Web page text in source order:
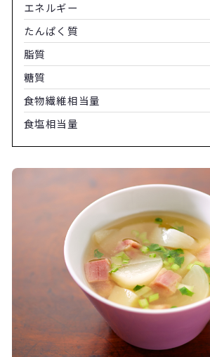
エネルギー
たんぱく質
脂質
糖質
食物繊維相当量
食塩相当量